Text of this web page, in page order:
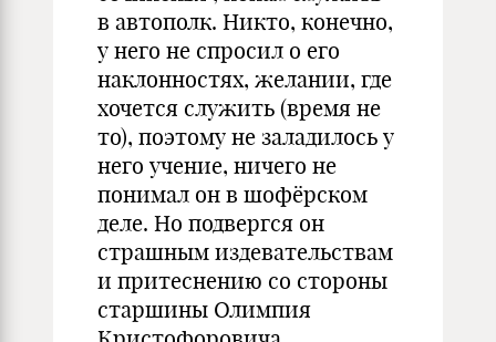
в автополк. Никто, конечно,
у него не спросил о его
наклонностях, желании, где
хочется служить (время не
то), поэтому не заладилось у
него учение, ничего не
понимал он в шофёрском
деле. Но подвергся он
страшным издевательствам
и притеснению со стороны
старшины Олимпия